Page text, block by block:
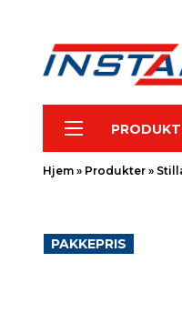
Hjem » Produkter »
SALG
PAKKEPRIS